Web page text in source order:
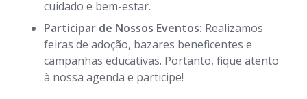
cuidado e bem-estar.
Participar de Nossos Eventos: Realizamos
feiras de adoção, bazares beneficentes e
campanhas educativas. Portanto, fique atento
à nossa agenda e participe!